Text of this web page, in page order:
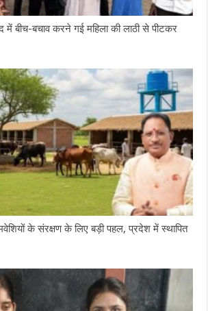
में बीच-बचाव करने गई महिला की लाठी से पीटकर
के संरक्षण के लिए बड़ी पहल, प्रदेश में स्थापित